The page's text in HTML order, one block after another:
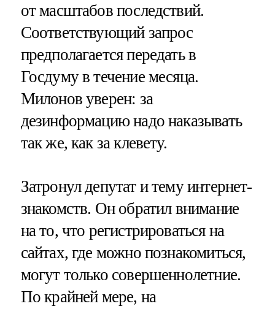
от масштабов последствий.
Соответствующий запрос
предполагается передать в
Госдуму в течение месяца.
Милонов уверен: за
дезинформацию надо наказывать
так же, как за клевету.
Затронул депутат и тему интернет-
знакомств. Он обратил внимание
на то, что регистрироваться на
сайтах, где можно познакомиться,
могут только совершеннолетние.
По крайней мере, на